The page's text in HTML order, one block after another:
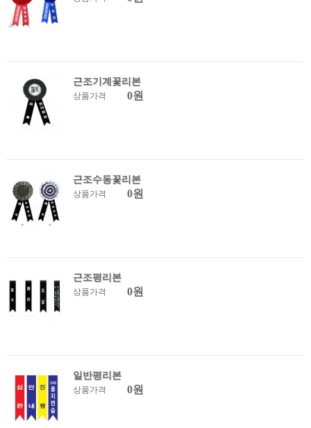
근조기계꽃리본
상품가격 0원
근조수동꽃리본
상품가격 0원
근조평리본
상품가격 0원
일반평리본
상품가격 0원